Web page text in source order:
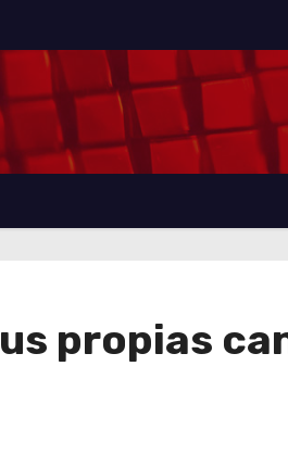
propias